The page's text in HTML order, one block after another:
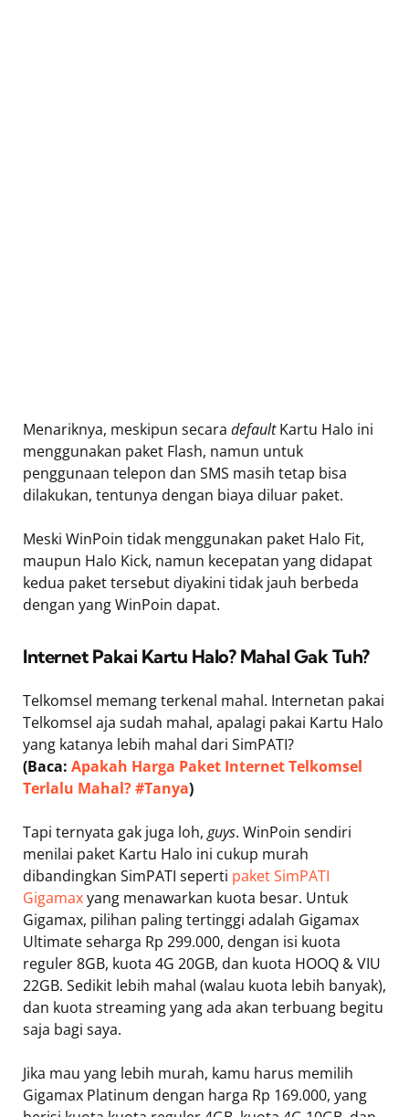
Menariknya, meskipun secara defaultKartu Halo ini
menggunakan paket Flash, namun untuk
penggunaan telepon dan SMS masih tetap bisa
dilakukan, tentunya dengan biaya diluar paket.
Meski WinPoin tidak menggunakan paket Halo Fit,
maupun Halo Kick, namun kecepatan yang didapat
kedua paket tersebut diyakini tidak jauh berbeda
dengan yang WinPoin dapat.
Internet Pakai Kartu Halo? Mahal Gak Tuh?
Telkomsel memang terkenal mahal. Internetan pakai
Telkomsel aja sudah mahal, apalagi pakai Kartu Halo
yang katanya lebih mahal dari SimPATI?
(Baca: Apakah Harga Paket Internet Telkomsel
Terlalu Mahal? #Tanya)
Tapi ternyata gak juga loh, guys. WinPoin sendiri
menilai paket Kartu Halo ini cukup murah
dibandingkan SimPATI seperti paket SimPATI
Gigamaxyang menawarkan kuota besar. Untuk
Gigamax, pilihan paling tertinggi adalah Gigamax
Ultimate seharga Rp 299.000, dengan isi kuota
reguler 8GB, kuota 4G 20GB, dan kuota HOOQ & VIU
22GB. Sedikit lebih mahal (walau kuota lebih banyak),
dan kuota streaming yang ada akan terbuang begitu
saja bagi saya.
Jika mau yang lebih murah, kamu harus memilih
Gigamax Platinum dengan harga Rp 169.000, yang